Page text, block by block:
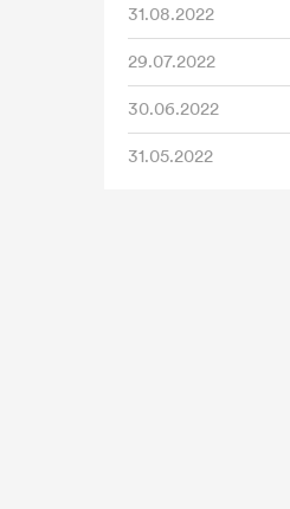
31.08.2022
29.07.2022
30.06.2022
31.05.2022